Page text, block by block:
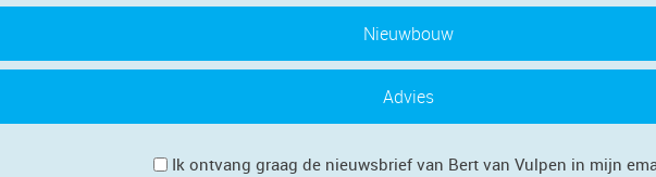
Nieuwbouw
Advies
Privacy
Ik ontvang graag de nieuwsbrief van Bert van Vulpen in mijn